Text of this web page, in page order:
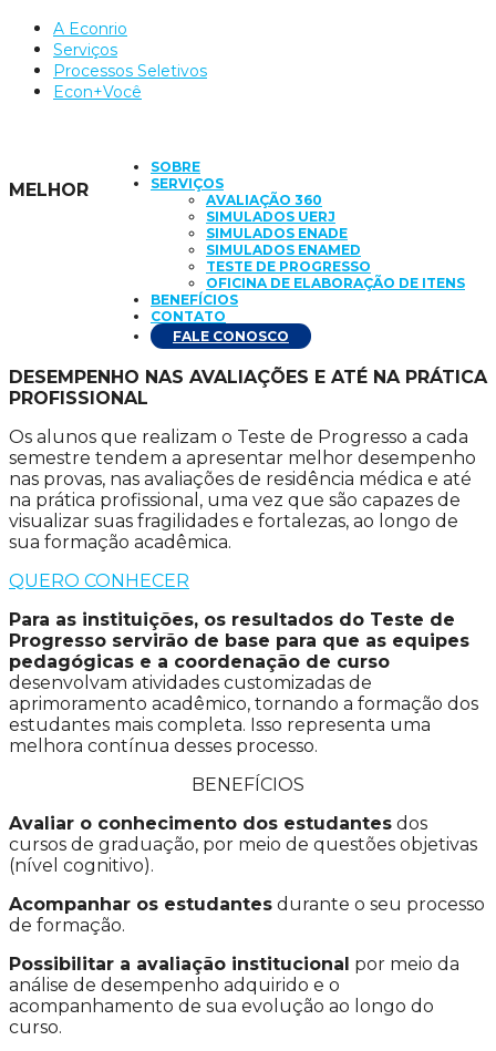
A Econrio
Serviços
Processos Seletivos
Econ+Você
SOBRE
SERVIÇOS
AVALIAÇÃO 360
SIMULADOS UERJ
SIMULADOS ENADE
SIMULADOS ENAMED
TESTE DE PROGRESSO
OFICINA DE ELABORAÇÃO DE ITENS
BENEFÍCIOS
CONTATO
FALE CONOSCO
MELHOR
DESEMPENHO NAS AVALIAÇÕES E ATÉ NA PRÁTICA
PROFISSIONAL
Os alunos que realizam o Teste de Progresso a cada
semestre tendem a apresentar melhor desempenho
nas provas, nas avaliações de residência médica e até
na prática profissional, uma vez que são capazes de
visualizar suas fragilidades e fortalezas, ao longo de
sua formação acadêmica.
QUERO CONHECER
Para as instituições, os resultados do Teste de
Progresso servirão de base para que as equipes
pedagógicas e a coordenação de curso
desenvolvam atividades customizadas de
aprimoramento acadêmico, tornando a formação dos
estudantes mais completa. Isso representa uma
melhora contínua desses processo.
BENEFÍCIOS
Avaliar o conhecimento dos estudantes dos
cursos de graduação, por meio de questões objetivas
(nível cognitivo).
Acompanhar os estudantes durante o seu processo
de formação.
Possibilitar a avaliação institucional por meio da
análise de desempenho adquirido e o
acompanhamento de sua evolução ao longo do
curso.